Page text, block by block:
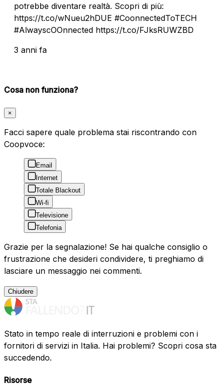
potrebbe diventare realtà. Scopri di più:
https://t.co/wNueu2hDUE #CoonnectedToTECH
#AlwayscOOnnected https://t.co/FJksRUWZBD
3 anni fa
Cosa non funziona?
×
Facci sapere quale problema stai riscontrando con
Coopvoce:
Email
Internet
Totale Blackout
Wi-fi
Televisione
Telefonia
Grazie per la segnalazione! Se hai qualche consiglio o
frustrazione che desideri condividere, ti preghiamo di
lasciare un messaggio nei commenti.
Chiudere
Stato in tempo reale di interruzioni e problemi con i
fornitori di servizi in Italia. Hai problemi? Scopri cosa sta
succedendo.
Risorse